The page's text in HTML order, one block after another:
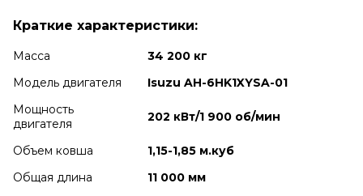
Краткие характеристики:
Масса
34 200 кг
Модель двигателя
Isuzu AH-6HK1XYSA-01
Мощность
двигателя
202 кВт/1 900 об/мин
Объем ковша
1,15-1,85 м.куб
Общая длина
11 000 мм